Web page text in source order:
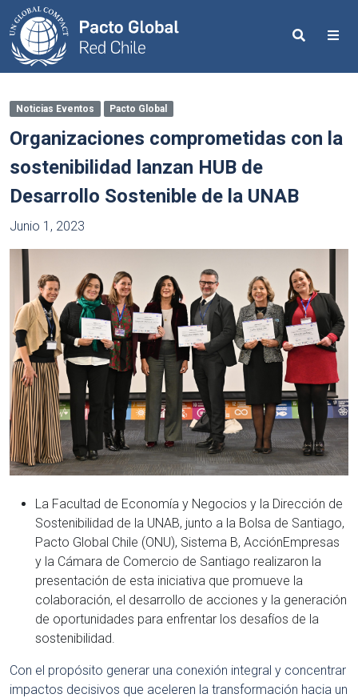
Search
Noticias Eventos Pacto Global
Organizaciones comprometidas con la
sostenibilidad lanzan HUB de
Desarrollo Sostenible de la UNAB
Junio 1, 2023
La Facultad de Economía y Negocios y la Dirección de
Sostenibilidad de la UNAB, junto a la Bolsa de Santiago,
Pacto Global Chile (ONU), Sistema B, AcciónEmpresas
y la Cámara de Comercio de Santiago realizaron la
presentación de esta iniciativa que promueve la
colaboración, el desarrollo de acciones y la generación
de oportunidades para enfrentar los desafíos de la
sostenibilidad.
Con el propósito generar una conexión integral y concentrar
impactos decisivos que aceleren la transformación hacia un